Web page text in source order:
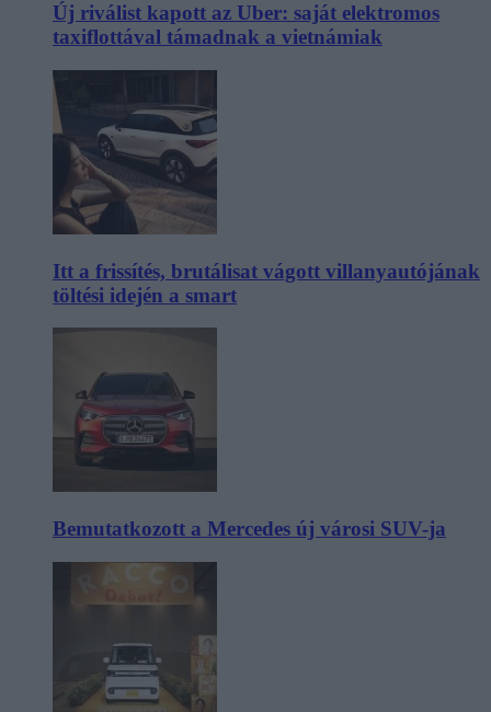
Új riválist kapott az Uber: saját elektromos
taxiflottával támadnak a vietnámiak
Itt a frissítés, brutálisat vágott villanyautójának
töltési idején a smart
Bemutatkozott a Mercedes új városi SUV-ja